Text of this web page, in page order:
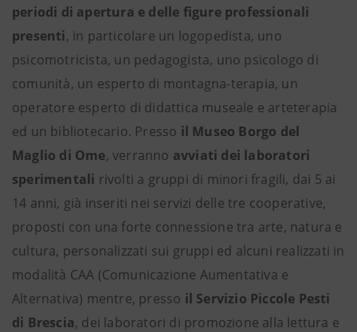
periodi di apertura e delle figure professionali
presenti, in particolare un logopedista, uno
psicomotricista, un pedagogista, uno psicologo di
comunità, un esperto di montagna-terapia, un
operatore esperto di didattica museale e arteterapia
ed un bibliotecario. Presso il Museo Borgo del
Maglio di Ome, verranno avviati dei laboratori
sperimentali rivolti a gruppi di minori fragili, dai 5 ai
14 anni, già inseriti nei servizi delle tre cooperative,
proposti con una forte connessione tra arte, natura e
cultura, personalizzati sui gruppi ed alcuni realizzati in
modalità CAA (Comunicazione Aumentativa e
Alternativa) mentre, presso il Servizio Piccole Pesti
di Brescia, dei laboratori di promozione alla lettura e